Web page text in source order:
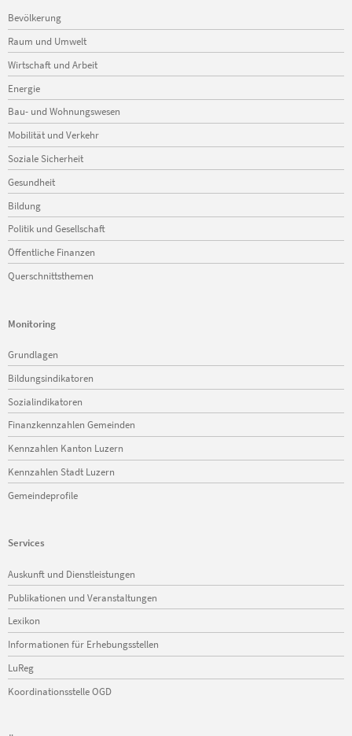
Navigation
überspringen
Bevölkerung
Raum und Umwelt
Wirtschaft und Arbeit
Energie
Bau- und Wohnungswesen
Mobilität und Verkehr
Soziale Sicherheit
Gesundheit
Bildung
Politik und Gesellschaft
Öffentliche Finanzen
Querschnittsthemen
Monitoring
Navigation
überspringen
Grundlagen
Bildungsindikatoren
Sozialindikatoren
Finanzkennzahlen Gemeinden
Kennzahlen Kanton Luzern
Kennzahlen Stadt Luzern
Gemeindeprofile
Services
Navigation
überspringen
Auskunft und Dienstleistungen
Publikationen und Veranstaltungen
Lexikon
Informationen für Erhebungsstellen
LuReg
Koordinationsstelle OGD